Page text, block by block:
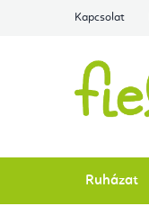
Kapcsolat
Ruházat